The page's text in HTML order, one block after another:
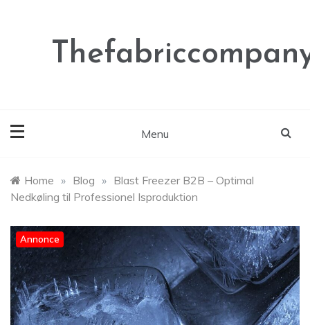
Menu
Home » Blog » Blast Freezer B2B – Optimal
Nedkøling til Professionel Isproduktion
Annonce